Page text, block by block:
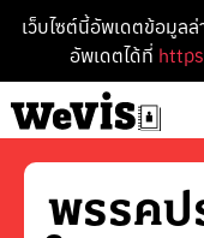
เว็บไซต์นี้อัพเดตข้อมูล
อัพเดตได้ที่
พรรคป